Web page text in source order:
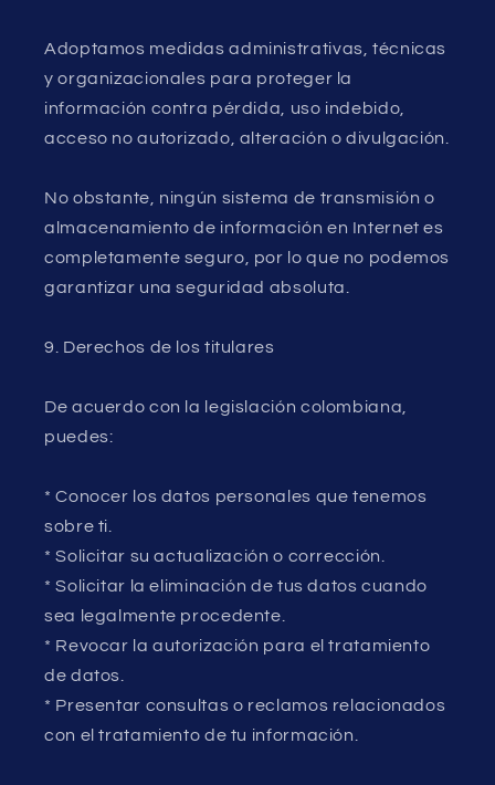
Adoptamos medidas administrativas, técnicas
y organizacionales para proteger la
información contra pérdida, uso indebido,
acceso no autorizado, alteración o divulgación.
No obstante, ningún sistema de transmisión o
almacenamiento de información en Internet es
completamente seguro, por lo que no podemos
garantizar una seguridad absoluta.
9. Derechos de los titulares
De acuerdo con la legislación colombiana,
puedes:
* Conocer los datos personales que tenemos
sobre ti.
* Solicitar su actualización o corrección.
* Solicitar la eliminación de tus datos cuando
sea legalmente procedente.
* Revocar la autorización para el tratamiento
de datos.
* Presentar consultas o reclamos relacionados
con el tratamiento de tu información.